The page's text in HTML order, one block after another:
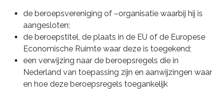
de beroepsvereniging of –organisatie waarbij hij is
aangesloten;
de beroepstitel, de plaats in de EU of de Europese
Economische Ruimte waar deze is toegekend;
een verwijzing naar de beroepsregels die in
Nederland van toepassing zijn en aanwijzingen waar
en hoe deze beroepsregels toegankelijk